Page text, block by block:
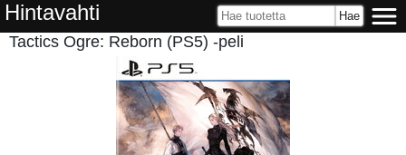
Hintavahti
Tactics Ogre: Reborn (PS5) -peli